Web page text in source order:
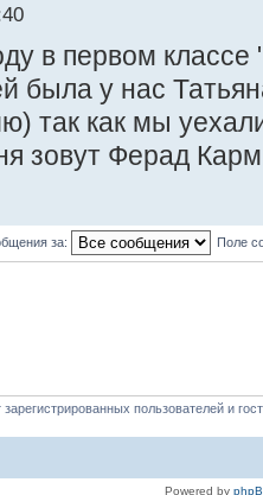
в первом
была у нас
так как мы
зовут Ферад
за: Поле
пользователей и
Powered by